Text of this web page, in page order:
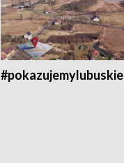
#pokazujemylubuskie